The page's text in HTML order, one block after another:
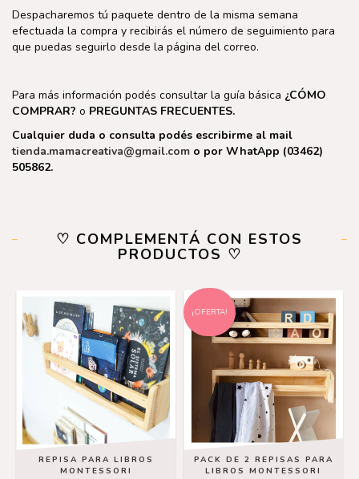
Despacharemos tú paquete dentro de la misma semana
efectuada la compra y recibirás el número de seguimiento para
que puedas seguirlo desde la página del correo.
Para más información podés consultar la guía básica ¿CÓMO
COMPRAR? o PREGUNTAS FRECUENTES.
Cualquier duda o consulta podés escribirme al mail
tienda.mamacreativa@gmail.com o por WhatApp (03462)
505862.
♡ COMPLEMENTÁ CON ESTOS
PRODUCTOS ♡
REPISA PARA LIBROS
MONTESSORI
¡OFERTA!
PACK DE 2 REPISAS PARA
LIBROS MONTESSORI